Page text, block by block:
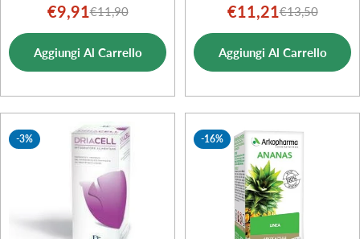
Prezzo
di
vendita
€9,91Prezzo
normale
€11,90
Aggiungi Al Carrello
Prezzo
di
vendita
€11,21Prezzo
normale
€13,50
Aggiungi Al Carrello
-3% -16%